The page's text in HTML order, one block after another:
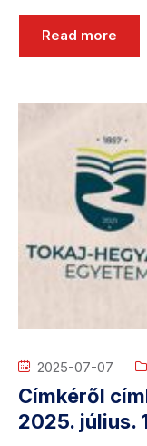
Read more
2025-07-07
Címkéről
2025. július.